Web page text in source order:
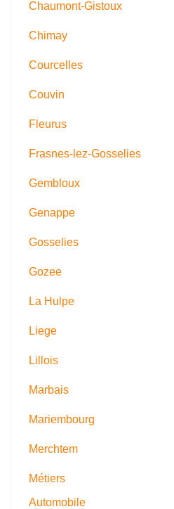
Chaumont-Gistoux
Chimay
Courcelles
Couvin
Fleurus
Frasnes-lez-Gosselies
Gembloux
Genappe
Gosselies
Gozee
La Hulpe
Liege
Lillois
Marbais
Mariembourg
Merchtem
Métiers
Automobile